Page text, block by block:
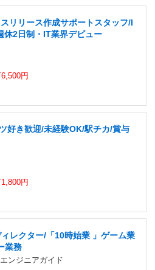
リリース作成サポートスタッフ/I
休2日制・IT業界デビュー
円
好き歓迎/未経験OK/駅チカ/賞与
円
レクター/「10時始業 」ゲーム業
業務
ンジニアガイド